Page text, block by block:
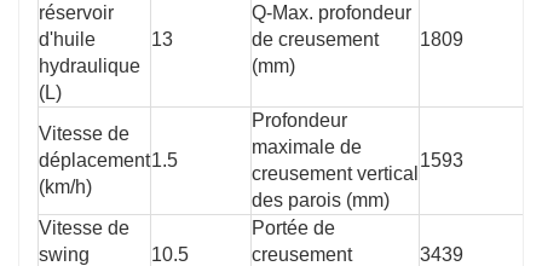
réservoir
d'huile
hydraulique
(L)
13
Q-Max. profondeur
de creusement
(mm)
1809
Vitesse de
déplacement
(km/h)
1.5
Profondeur
maximale de
creusement vertical
des parois (mm)
1593
Vitesse de
swing
10.5
Portée de
creusement
3439